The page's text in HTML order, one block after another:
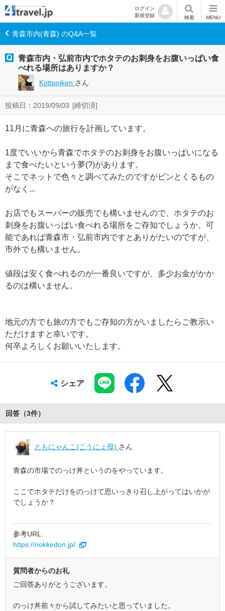
ログイン
新規登録
検索 MENU
青森市内(青森) のQ&A一覧
青森市内・弘前市内でホタテのお刺身をお腹いっぱい食
べれる場所はありますか？
Kottpojken さん
投稿日：2019/09/03 [締切済]
11月に青森への旅行を計画しています。
1度でいいから青森でホタテのお刺身をお腹いっぱいになる
まで食べたいという夢(?)があります。
そこでネットで色々と調べてみたのですがピンとくるもの
がなく...
お店でもスーパーの販売でも構いませんので、ホタテのお
刺身をお腹いっぱい食べれる場所をご存知でしょうか。可
能であれば青森市・弘前市内ですとありがたいのですが、
市外でも構いません。
値段は安く食べれるのが一番良いですが、多少お金がかか
るのは構いません。
地元の方でも旅の方でもご存知の方がいましたらご教示い
ただけますと幸いです。
何卒よろしくお願いいたします。
シェア
回答（3件）
ともにゃんこ(こうにょ母) さん
青森の市場でのっけ丼というのをやっています。
ここでホタテだけをのっけて思いっきり召し上がってはいかが
でしょうか？
参考URL:
https://nokkedon.jp/
質問者からのお礼
ご回答ありがとうございます。
のっけ丼前々から試してみたいと思っていました。